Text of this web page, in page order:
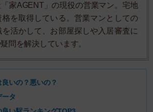
家AGENT」の現役の営業マン。宅地
格を取得している。営業マンとしての
活かして、お部屋探しや入居審査に
問を解決しています。
いの？悪いの？
タ